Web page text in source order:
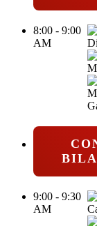
8:00 - 9:00
AM
9:00 - 9:30
AM